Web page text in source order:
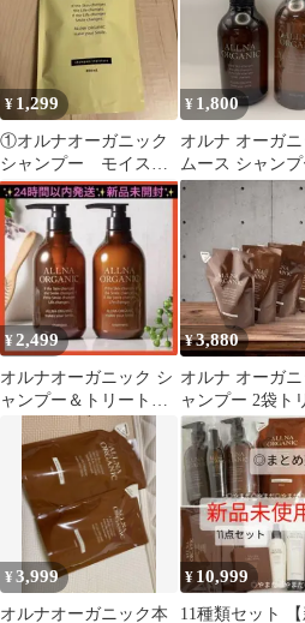
¥ 1,299
①オルナオーガニック
シャンプー モイスチ
ャータイプ
¥ 1,800
オルナ オーガ
ムース シャン
ディソープ//
/X000KX1VUF/
VW7H
¥2,499
オルナオーガニック シ
ャンプー＆トリートメ
ン スムース 本体 ボト
ル 新品未開封
¥3,880
オルナ オーガ
ャンプー 2袋ト
メント2袋詰替
¥3,999
オルナオーガニック本
¥ 10,999
11種類セット